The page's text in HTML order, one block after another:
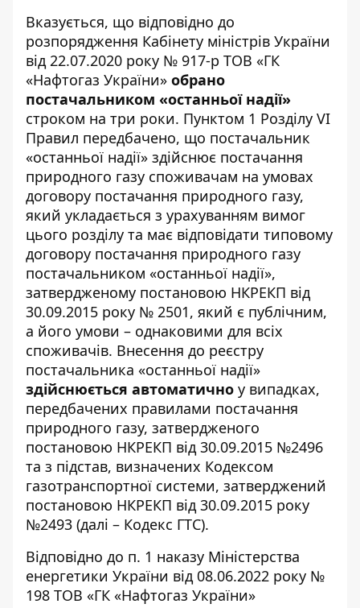
Вказується, що відповідно до
розпорядження Кабінету міністрів України
від 22.07.2020 року № 917-р ТОВ «ГК
«Нафтогаз України» обрано
постачальником «останньої надії»
строком на три роки. Пунктом 1 Розділу VI
Правил передбачено, що постачальник
«останньої надії» здійснює постачання
природного газу споживачам на умовах
договору постачання природного газу,
який укладається з урахуванням вимог
цього розділу та має відповідати типовому
договору постачання природного газу
постачальником «останньої надії»,
затвердженому постановою НКРЕКП від
30.09.2015 року № 2501, який є публічним,
а його умови – однаковими для всіх
споживачів. Внесення до реєстру
постачальника «останньої надії»
здійснюється автоматично у випадках,
передбачених правилами постачання
природного газу, затвердженого
постановою НКРЕКП від 30.09.2015 №2496
та з підстав, визначених Кодексом
газотранспортної системи, затверджений
постановою НКРЕКП від 30.09.2015 року
№2493 (далі – Кодекс ГТС).
Відповідно до п. 1 наказу Міністерства
енергетики України від 08.06.2022 року №
198 ТОВ «ГК «Нафтогаз України»